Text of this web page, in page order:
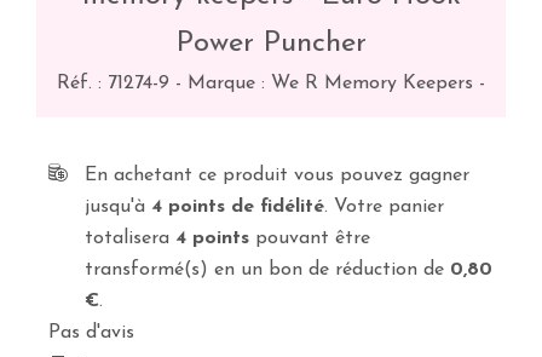
Power Puncher
Réf. : 71274-9 - Marque : We R Memory Keepers -
En achetant ce produit vous pouvez gagner
jusqu'à 4 points de fidélité. Votre panier
totalisera 4 points pouvant être
transformé(s) en un bon de réduction de 0,80
€.
Pas d'avis